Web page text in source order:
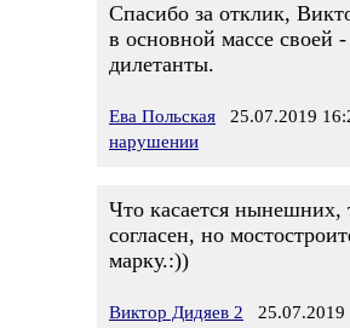
Спасибо за отклик,
в основной массе своей
дилетанты.
Ева Польская 25.07.2019
нарушении
Что касается
согласен, но
марку.:))
Виктор Дидяев 2 25.07.2019